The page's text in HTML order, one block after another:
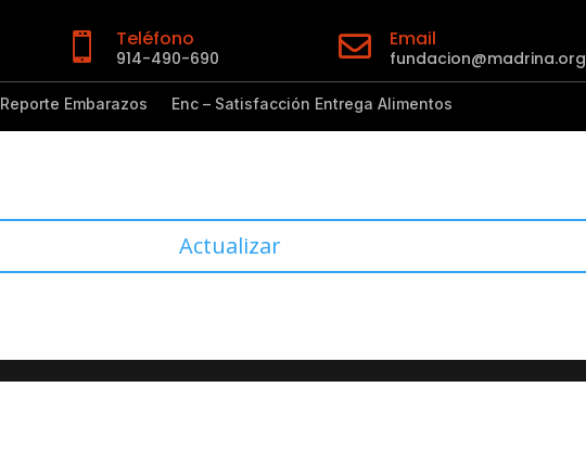
 Teléfono
914-490-690  Email
fundacion@madrina.org
Reporte Embarazos Enc – Satisfacción Entrega Alimentos
Actualizar